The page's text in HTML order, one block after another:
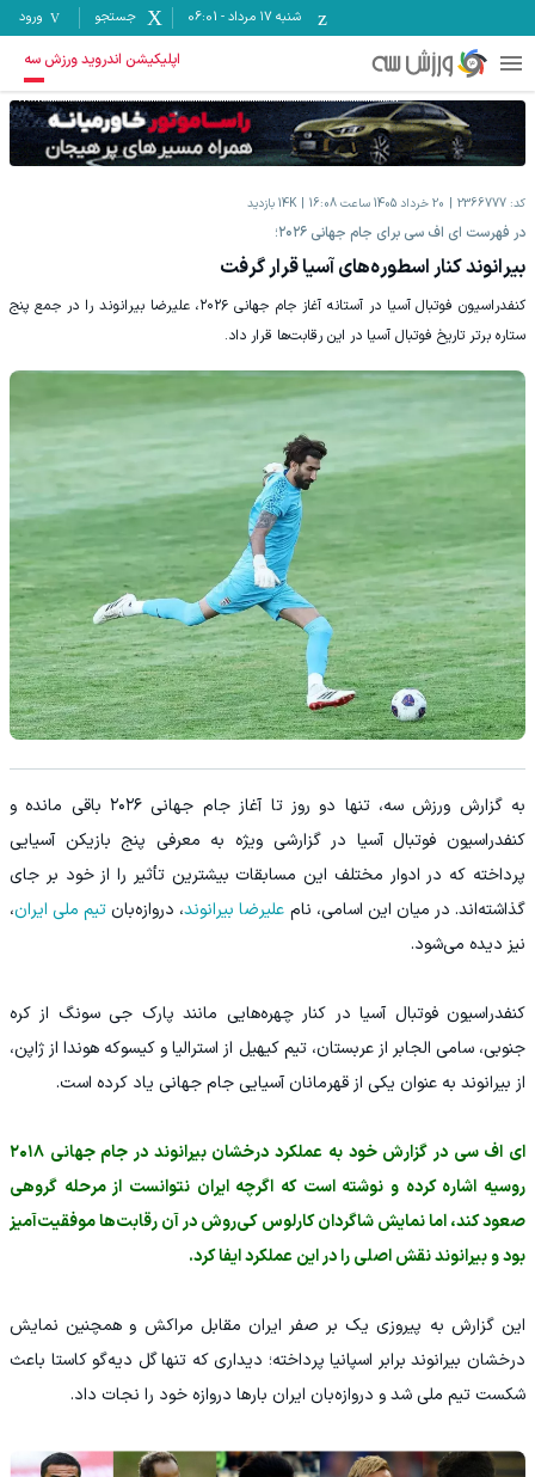
شنبه ۱۷ مرداد -
06:01 جستجو ورود
اپلیکیشن اندروید ورزش سه
کد: 2366777 20 خرداد 1405 ساعت 16:08 14K بازدید
در فهرست ای اف سی برای جام جهانی ۲۰۲۶؛
بیرانوند کنار اسطوره‌های آسیا قرار گرفت
کنفدراسیون فوتبال آسیا در آستانه آغاز جام جهانی ۲۰۲۶، علیرضا بیرانوند را در جمع پنج
ستاره برتر تاریخ فوتبال آسیا در این رقابت‌ها قرار داد.
به گزارش ورزش سه، تنها دو روز تا آغاز جام جهانی ۲۰۲۶ باقی مانده و
کنفدراسیون فوتبال آسیا در گزارشی ویژه به معرفی پنج بازیکن آسیایی
پرداخته که در ادوار مختلف این مسابقات بیشترین تأثیر را از خود بر جای
گذاشته‌اند. در میان این اسامی، نام علیرضا بیرانوند، دروازه‌بانتیم ملی ایران،
نیز دیده می‌شود.
کنفدراسیون فوتبال آسیا در کنار چهره‌هایی مانند پارک جی سونگ از کره
جنوبی، سامی الجابر از عربستان، تیم کیهیل از استرالیا و کیسوکه هوندا از ژاپن،
از بیرانوند به عنوان یکی از قهرمانان آسیایی جام جهانی یاد کرده است.
ای اف سی در گزارش خود به عملکرد درخشان بیرانوند در جام جهانی ۲۰۱۸
روسیه اشاره کرده و نوشته است که اگرچه ایران نتوانست از مرحله گروهی
صعود کند، اما نمایش شاگردان کارلوس کی‌روش در آن رقابت‌ها موفقیت‌آمیز
بود و بیرانوند نقش اصلی را در این عملکرد ایفا کرد.
این گزارش به پیروزی یک بر صفر ایران مقابل مراکش و همچنین نمایش
درخشان بیرانوند برابر اسپانیا پرداخته؛ دیداری که تنها گل دیه‌گو کاستا باعث
شکست تیم ملی شد و دروازه‌بان ایران بارها دروازه خود را نجات داد.